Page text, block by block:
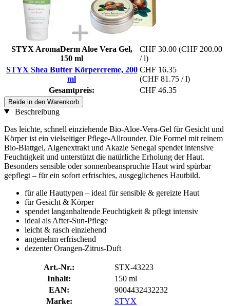
STYX AromaDerm Aloe Vera Gel,
150 ml
CHF 30.00 (CHF 200.00
/ l)
STYX Shea Butter Körpercreme, 200
ml
CHF 16.35
(CHF 81.75 / l)
Gesamtpreis:
CHF 46.35
Beide in den Warenkorb
Beschreibung
Das leichte, schnell einziehende Bio-Aloe-Vera-Gel für Gesicht und
Körper ist ein vielseitiger Pflege-Allrounder. Die Formel mit reinem
Bio-Blattgel, Algenextrakt und Akazie Senegal spendet intensive
Feuchtigkeit und unterstützt die natürliche Erholung der Haut.
Besonders sensible oder sonnenbeanspruchte Haut wird spürbar
gepflegt – für ein sofort erfrischtes, ausgeglichenes Hautbild.
für alle Hauttypen – ideal für sensible & gereizte Haut
für Gesicht & Körper
spendet langanhaltende Feuchtigkeit & pflegt intensiv
ideal als After-Sun-Pflege
leicht & rasch einziehend
angenehm erfrischend
dezenter Orangen-Zitrus-Duft
Art.-Nr.:
STX-43223
Inhalt:
150 ml
EAN:
9004432432232
Marke:
STYX